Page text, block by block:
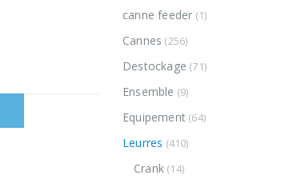
canne feeder (1)
Cannes (256)
Destockage (71)
Ensemble (9)
Equipement (64)
Leurres (410)
Crank (14)